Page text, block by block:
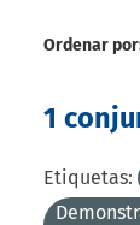
Ordenar por
1
Etiquetas: